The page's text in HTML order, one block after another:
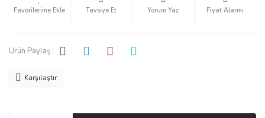
Tavsiye Et Yorum Yaz Fiyat Alarmı
Ürün Paylaş :
Karşılaştır